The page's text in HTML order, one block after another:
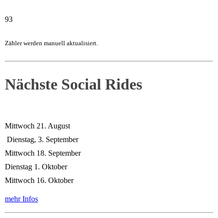
93
Zähler werden manuell aktualisiert.
Nächste Social Rides
Mittwoch 21. August
Dienstag, 3. September
Mittwoch 18. September
Dienstag 1. Oktober
Mittwoch 16. Oktober
mehr Infos